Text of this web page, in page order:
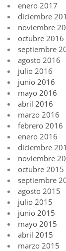
enero 2017
diciembre
noviembre
octubre 2016
septiembre
agosto 2016
julio 2016
junio 2016
mayo 2016
abril 2016
marzo 2016
febrero 2016
enero 2016
diciembre
noviembre
octubre 2015
septiembre
agosto 2015
julio 2015
junio 2015
mayo 2015
abril 2015
marzo 2015